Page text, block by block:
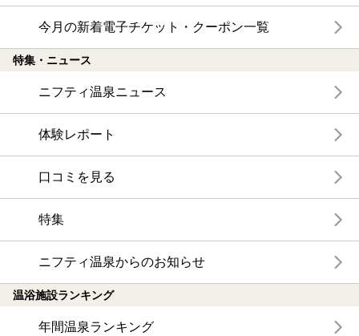
今月の新着電子チケット・クーポン一覧
特集・ニュース
ニフティ温泉ニュース
体験レポート
口コミを見る
特集
ニフティ温泉からのお知らせ
温浴施設ランキング
年間温泉ランキング